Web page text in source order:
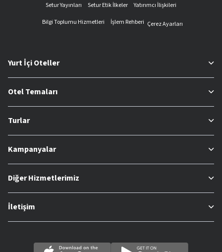
Setur Yayınları
Setur Etik İlkeler
Yatırımcı İlişkileri
Bilgi Toplumu Hizmetleri
İşlem Rehberi Çerez Ayarları
Yurt İçi Oteller
Otel Temaları
Turlar
Kampanyalar
Diğer Hizmetlerimiz
İletişim